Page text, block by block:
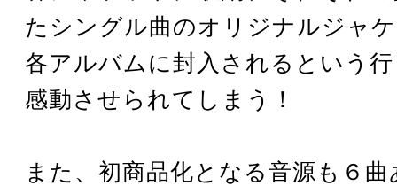
たシングル曲のオリジナルジャ
各アルバムに封入されるという
感動させられてしまう！
また、初商品化となる音源も６